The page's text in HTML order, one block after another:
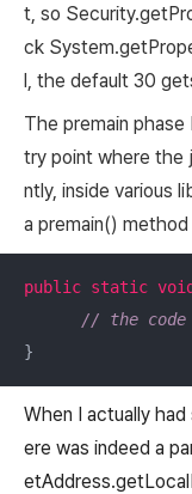
t, so
ck
l, the default 30
The premain
try point where the
ntly, inside various
a premain()
public static void
// the code
}
When I actually
ere was indeed a